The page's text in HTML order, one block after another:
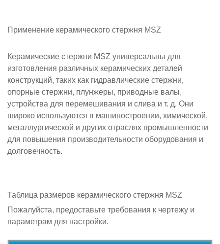
Применение керамического стержня MSZ
Керамические стержни MSZ универсальны для
изготовления различных керамических деталей
конструкций, таких как гидравлические стержни,
опорные стержни, плунжеры, приводные валы,
устройства для перемешивания и слива и т. д. Они
широко используются в машиностроении, химической,
металлургической и других отраслях промышленности
для повышения производительности оборудования и
долговечность.
Таблица размеров керамического стержня MSZ
Пожалуйста, предоставьте требования к чертежу и
параметрам для настройки.